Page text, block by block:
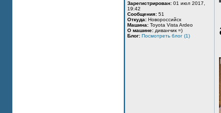
Зарегистрирован: 01 июл 2017,
19:42
Сообщения: 51
Откуда: Новороссийск
Машина: Toyota Vista Ardeo
О машине: диванчик =)
Блог: Посмотреть блог (1)